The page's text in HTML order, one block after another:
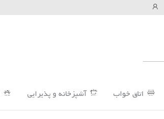
اتاق خواب آشپزخانه و پذیرایی